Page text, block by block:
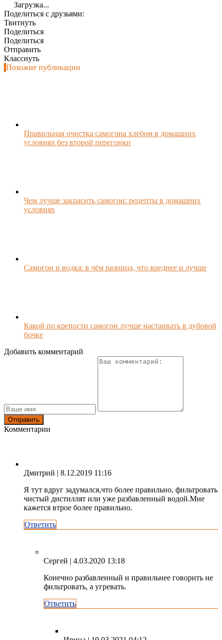
Загрузка...
Поделиться с друзьями:
Твитнуть
Поделиться
Поделиться
Отправить
Класснуть
Похожие публикации
Правильная очистка самогона хлебом в домашних
условиях без второй перегонки
Чем лучше закрасить самогон: рецепты в домашних
условиях
Самогон и водка: в чём разница, что вреднее и лучше
Какой по крепости самогон лучше настаивать в дубовой
бочке
Добавить комментарий
Комментарии
Дмитрий | 8.12.2019 11:16
Я тут вдруг задумался,что более правильно, фильтровать
чистый дистиллят или уже разбавленный водой.Мне
кажется втрое более правильно.
Ответить
Сергей | 4.03.2020 13:18
Конечно разбавленный и правильнее говорить не
фильтровать, а угревать.
Ответить